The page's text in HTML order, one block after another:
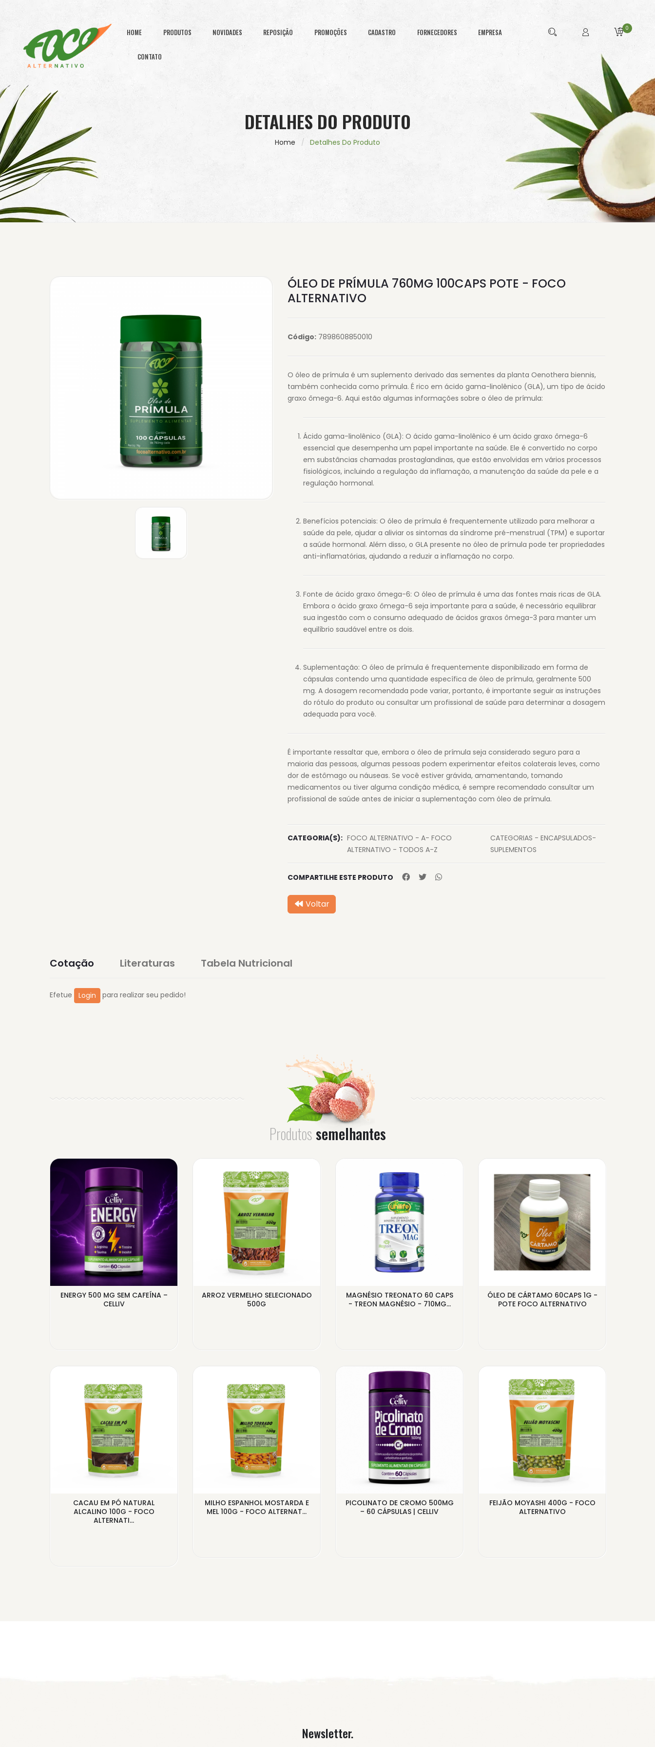
HOME PRODUTOS NOVIDADES REPOSIÇÃO PROMOÇÕES CADASTRO FORNECEDORES EMPRESA
CONTATO
0
DETALHES DO PRODUTO
Home Detalhes Do Produto
ÓLEO DE PRÍMULA 760MG 100CAPS POTE - FOCO
ALTERNATIVO
Código:7898608850010
O óleo de prímula é um suplemento derivado das sementes da planta Oenothera biennis,
também conhecida como prímula. É rico em ácido gama-linolênico (GLA), um tipo de ácido
graxo ômega-6. Aqui estão algumas informações sobre o óleo de prímula:
Ácido gama-linolênico (GLA): O ácido gama-linolênico é um ácido graxo ômega-6
essencial que desempenha um papel importante na saúde. Ele é convertido no corpo
em substâncias chamadas prostaglandinas, que estão envolvidas em vários processos
fisiológicos, incluindo a regulação da inflamação, a manutenção da saúde da pele e a
regulação hormonal.
Benefícios potenciais: O óleo de prímula é frequentemente utilizado para melhorar a
saúde da pele, ajudar a aliviar os sintomas da síndrome pré-menstrual (TPM) e suportar
a saúde hormonal. Além disso, o GLA presente no óleo de prímula pode ter propriedades
anti-inflamatórias, ajudando a reduzir a inflamação no corpo.
Fonte de ácido graxo ômega-6: O óleo de prímula é uma das fontes mais ricas de GLA.
Embora o ácido graxo ômega-6 seja importante para a saúde, é necessário equilibrar
sua ingestão com o consumo adequado de ácidos graxos ômega-3 para manter um
equilíbrio saudável entre os dois.
Suplementação: O óleo de prímula é frequentemente disponibilizado em forma de
cápsulas contendo uma quantidade específica de óleo de prímula, geralmente 500
mg. A dosagem recomendada pode variar, portanto, é importante seguir as instruções
do rótulo do produto ou consultar um profissional de saúde para determinar a dosagem
adequada para você.
É importante ressaltar que, embora o óleo de prímula seja considerado seguro para a
maioria das pessoas, algumas pessoas podem experimentar efeitos colaterais leves, como
dor de estômago ou náuseas. Se você estiver grávida, amamentando, tomando
medicamentos ou tiver alguma condição médica, é sempre recomendado consultar um
profissional de saúde antes de iniciar a suplementação com óleo de prímula.
CATEGORIA(S): FOCO ALTERNATIVO - A- FOCO
ALTERNATIVO - TODOS A-Z
CATEGORIAS - ENCAPSULADOS-
SUPLEMENTOS
COMPARTILHE ESTE PRODUTO
Voltar
Cotação Literaturas Tabela Nutricional
Efetue Login para realizar seu pedido!
Produtossemelhantes
ENERGY 500 MG SEM CAFEÍNA –
CELLIV
CACAU EM PÓ NATURAL
ALCALINO 100G - FOCO
ALTERNATI...
ARROZ VERMELHO SELECIONADO
500G
MILHO ESPANHOL MOSTARDA E
MEL 100G - FOCO ALTERNAT...
MAGNÉSIO TREONATO 60 CAPS
- TREON MAGNÉSIO - 710MG...
PICOLINATO DE CROMO 500MG
– 60 CÁPSULAS | CELLIV
ÓLEO DE CÁRTAMO 60CAPS 1G -
POTE FOCO ALTERNATIVO
FEIJÃO MOYASHI 400G - FOCO
ALTERNATIVO
Newsletter.